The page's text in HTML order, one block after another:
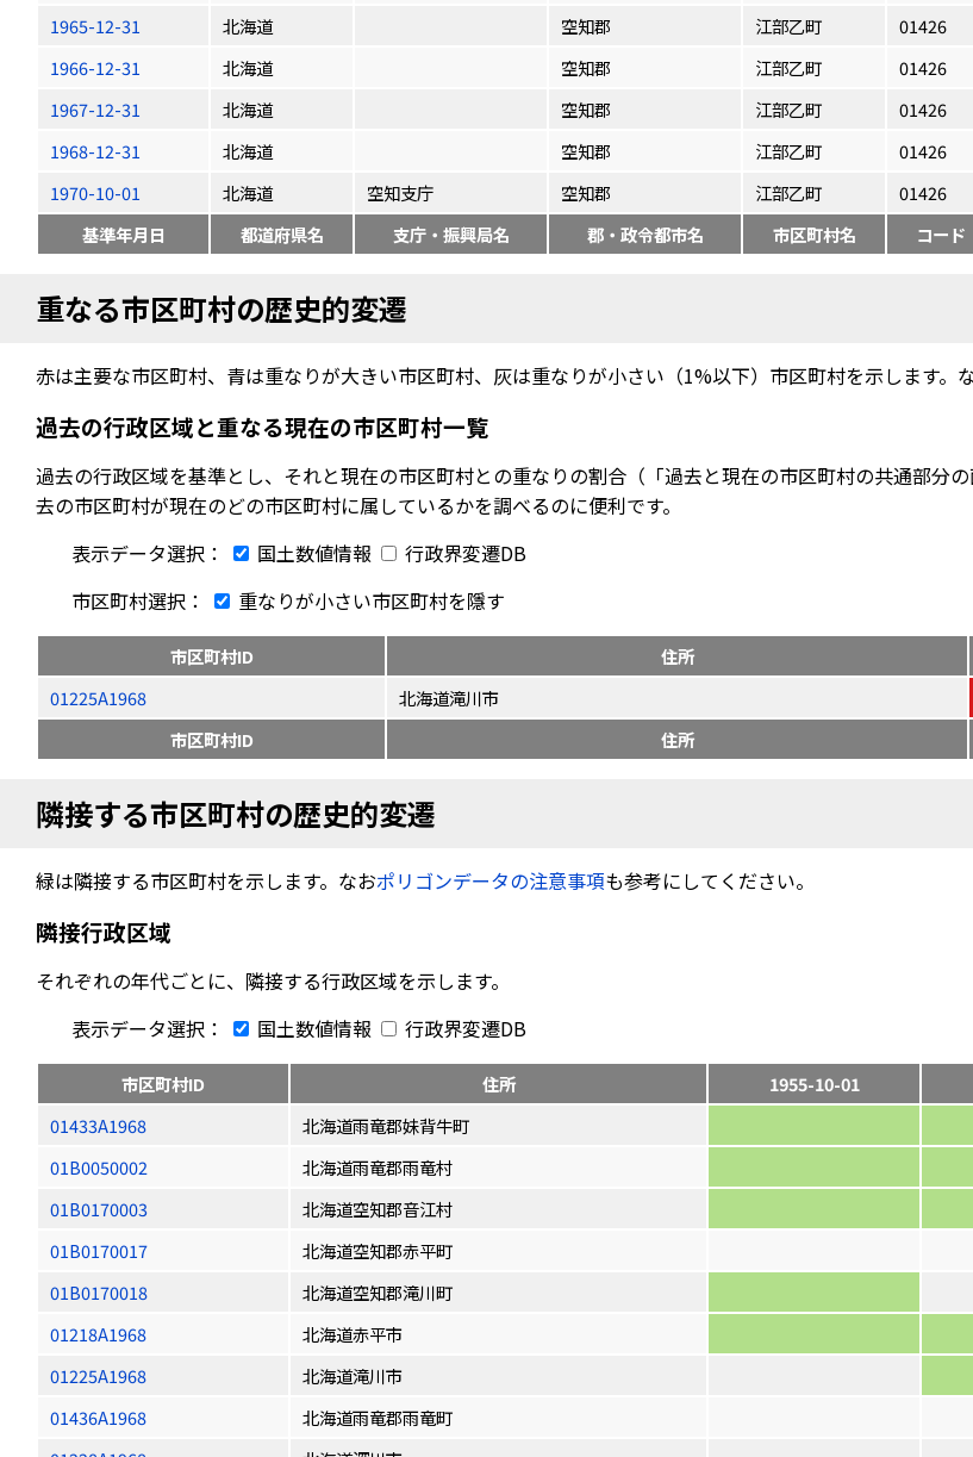
1965-12-31
北海道 空知郡 江部乙町 01426
1966-12-31
北海道 空知郡 江部乙町 01426
1967-12-31
北海道 空知郡 江部乙町 01426
1968-12-31
北海道 空知郡 江部乙町 01426
1970-10-01
北海道 空知支庁 空知郡 江部乙町 01426
基準年月日
都道府県名 支庁・振興局名 郡・政令都市名 市区町村名 コード
重なる市区町村の歴史的変遷
赤は主要な市区町村、青は重なりが大きい市区町村、灰は重なりが小さい（1%以下）市区町村を示します。
過去の行政区域と重なる現在の市区町村一覧
過去の行政区域を基準とし、それと現在の市区町村との重なりの割合（「過去と現在の市区町村の共通部分
去の市区町村が現在のどの市区町村に属しているかを調べるのに便利です。
表示データ選択：
国土数値情報
行政界変遷DB
市区町村選択：
重なりが小さい市区町村を隱す
市区町村ID 住所
01225A1968
北海道滝川市
市区町村ID 住所
隣接する市区町村の歴史的変遷
緑は隣接する市区町村を示します。なおポリゴンデータの注意事項も参考にしてください。
隣接行政区域
それぞれの年代ごとに、隣接する行政区域を示します。
表示データ選択：
国土数値情報 行政界変遷DB
市区町村ID 住所 1955-10-01
01433A1968
北海道雨竜郡妹背牛町
01B0050002
北海道雨竜郡雨竜村
01B0170003
北海道空知郡音江村
01B0170017
北海道空知郡赤平町
01B0170018
北海道空知郡滝川町
01218A1968
北海道赤平市
01225A1968
北海道滝川市
01436A1968
北海道雨竜郡雨竜町